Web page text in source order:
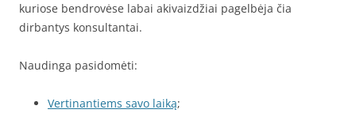
kuriose bendrovėse labai akivaizdžiai pagelbėja čia
dirbantys konsultantai.
Naudinga pasidomėti:
Vertinantiems savo laiką;